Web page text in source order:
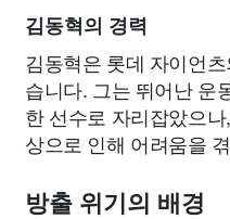
김동혁의 경력
김동혁은 롯데 자이언
습니다. 그는 뛰어난 운
한 선수로 자리잡았으
상으로 인해 어려움을
방출 위기의 배경